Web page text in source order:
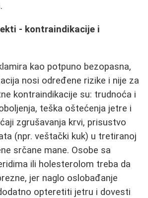
- kontraindikacije i
kao potpuno bezopasna,
nosi određene rizike i nije za
kontraindikacije su: trudnoća i
teška oštećenja jetre i
zgrušavanja krvi, prisustvo
(npr. veštački kuk) u tretiranoj
srčane mane. Osobe sa
ili holesterolom treba da
jer naglo oslobađanje
opteretiti jetru i dovesti